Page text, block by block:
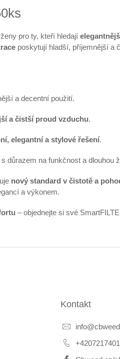
pro ty, kteří hledají
poskytují hladší, příjemnější a
a decentní použití.
a čistší proud vzduchu.
elegantní a stylové řešení.
s důrazem na funkčnost a dlouhou
nový standard v čistotě a
a výkonem.
– objednejte si své
Kontakt
info@